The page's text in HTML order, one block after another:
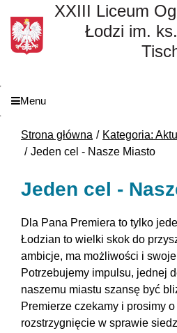
XXIII Liceum
Łodzi im.
Menu
Strona główna
Kategoria:
Jeden cel - Nasze Miasto
Jeden cel -
Dla Pana Premiera to tylko
Łodzian to wielki skok do
ambicje, ma możliwości i
Potrzebujemy impulsu, jednej
naszemu miastu szansę być
Premierze czekamy i prosimy
rozstrzygnięcie w sprawie